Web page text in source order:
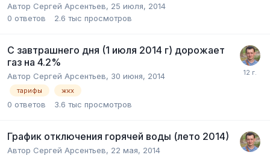
Автор Сергей Арсентьев, 25 июля, 2014
0 ответов 2.6 тыс просмотров
С завтрашнего дня (1 июля 2014 г) дорожает
газ на 4.2%
Автор Сергей Арсентьев, 30 июня, 2014
тарифы жкх
0 ответов 3.6 тыс просмотров
График отключения горячей воды (лето 2014)
Автор Сергей Арсентьев, 22 мая, 2014